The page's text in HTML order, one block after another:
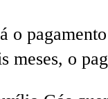
o
meses, o